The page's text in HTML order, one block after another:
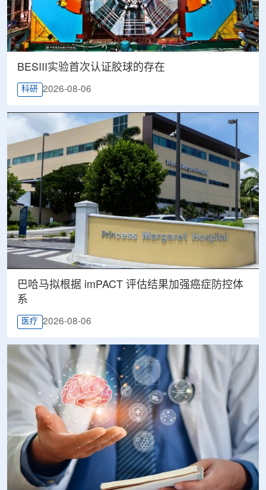
BESIII实验首次认证胶球的存在
科研 2026-08-06
巴哈马拟根据 imPACT 评估结果加强癌症防控体
系
医疗 2026-08-06